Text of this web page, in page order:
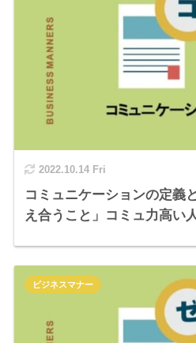
2022.10.14 Fri
コミュニケーションの定義
え合うこと」コミュ力高い
ビジネスマナー